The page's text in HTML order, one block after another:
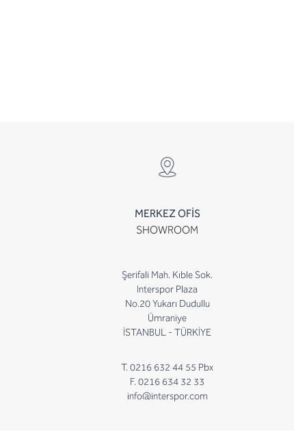
MERKEZ OFİS
SHOWROOM
Şerifali Mah. Kıble Sok.
Interspor Plaza
No.20 Yukarı Dudullu
Ümraniye
İSTANBUL - TÜRKİYE
T. 0216 632 44 55 Pbx
F. 0216 634 32 33
info@interspor.com